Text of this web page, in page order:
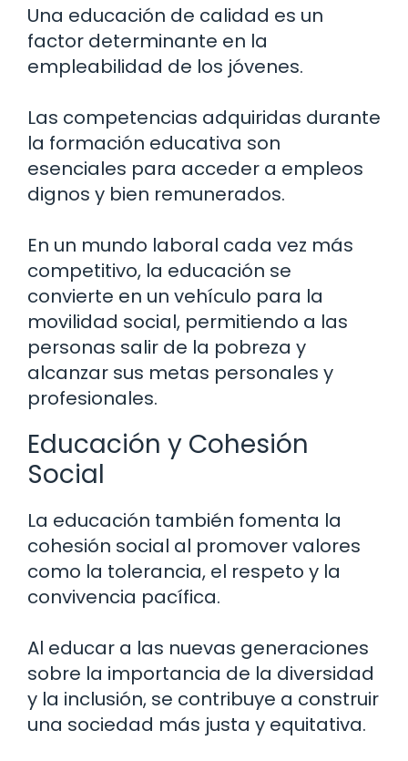
Una educación de calidad es un
factor determinante en la
empleabilidad de los jóvenes.
Las competencias adquiridas durante
la formación educativa son
esenciales para acceder a empleos
dignos y bien remunerados.
En un mundo laboral cada vez más
competitivo, la educación se
convierte en un vehículo para la
movilidad social, permitiendo a las
personas salir de la pobreza y
alcanzar sus metas personales y
profesionales.
Educación y Cohesión
Social
La educación también fomenta la
cohesión social al promover valores
como la tolerancia, el respeto y la
convivencia pacífica.
Al educar a las nuevas generaciones
sobre la importancia de la diversidad
y la inclusión, se contribuye a construir
una sociedad más justa y equitativa.